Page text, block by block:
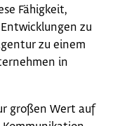
Fähigkeit,
zu
zu einem
in
großen Wert auf